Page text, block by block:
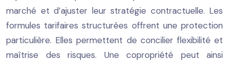
marché et d’ajuster leur stratégie contractuelle. Les
formules tarifaires structurées offrent une protection
particulière. Elles permettent de concilier flexibilité et
maîtrise des risques. Une copropriété peut ainsi